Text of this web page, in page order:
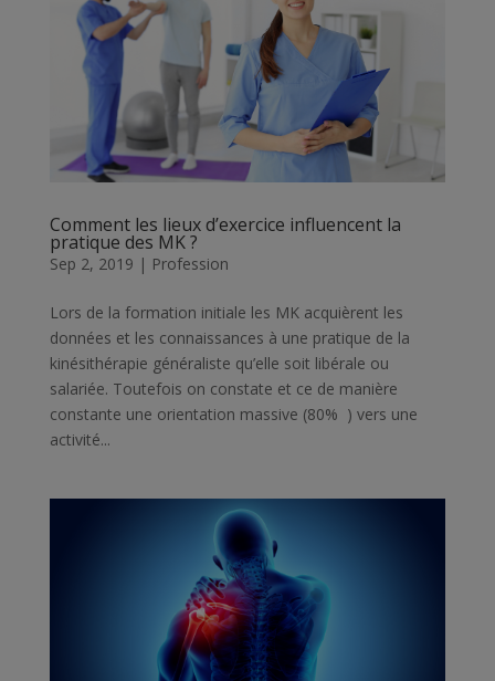
Comment les lieux d’exercice influencent la
pratique des MK ?
Sep 2, 2019 | Profession
Lors de la formation initiale les MK acquièrent les
données et les connaissances à une pratique de la
kinésithérapie généraliste qu’elle soit libérale ou
salariée. Toutefois on constate et ce de manière
constante une orientation massive (80% ) vers une
activité...